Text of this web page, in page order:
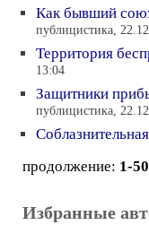
Как бывший
публицистика,
Территория
13:04
Защитники
публицистика,
продолжение: 1-50
Избранные